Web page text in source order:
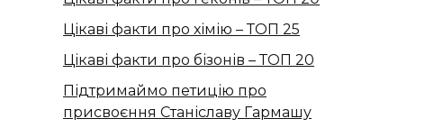
Цікаві факти про хімію – ТОП 25
Цікаві факти про бізонів – ТОП 20
Підтримаймо петицію про
присвоєння Станіславу Гармашу